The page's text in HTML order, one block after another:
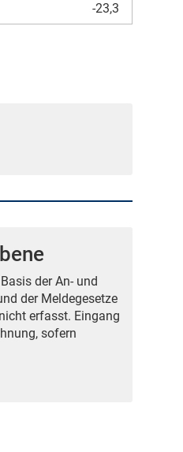
-23,3
der An- und
der Meldegesetze
erfasst. Eingang
sofern